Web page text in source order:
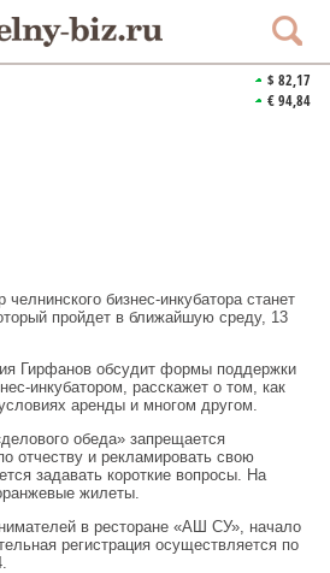
$ 82,17
€ 94,84
бизнес-инкубатора станет
пройдет в ближайшую среду, 13
Гирфанов обсудит формы поддержки
инкубатором, расскажет о том, как
аренды и многом другом.
обеда» запрещается
отчеству и рекламировать свою
задавать короткие вопросы. На
жилеты.
в ресторане «АШ СУ», начало
регистрация осуществляется по